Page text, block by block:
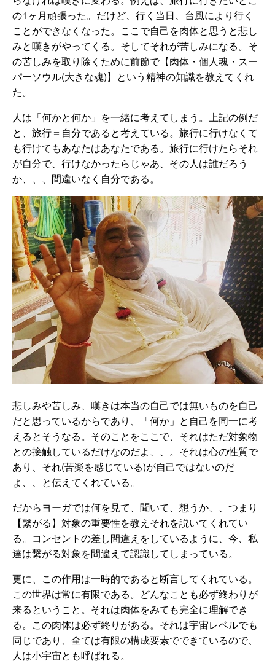
の1ヶ月頑張った。だけど、行く当日、台風により行く
ことができなくなった。ここで自己を肉体と思うと悲し
みと嘆きがやってくる。そしてそれが苦しみになる。そ
の苦しみを取り除くために前節で【肉体・個人魂・スー
パーソウル(大きな魂)】という精神の知識を教えてくれ
た。
人は「何かと何か」を一緒に考えてしまう。上記の例だ
と、旅行＝自分であると考えている。旅行に行けなくて
も行けてもあなたはあなたである。旅行に行けたらそれ
が自分で、行けなかったらじゃあ、その人は誰だろう
か、、、間違いなく自分である。
悲しみや苦しみ、嘆きは本当の自己では無いものを自己
だと思っているからであり、「何か」と自己を同一に考
えるとそうなる。そのことをここで、それはただ対象物
との接触しているだけなのだよ、、。それは心の性質で
あり、それ(苦楽を感じている)が自己ではないのだ
よ、、と伝えてくれている。
だからヨーガでは何を見て、聞いて、想うか、、つまり
【繫がる】対象の重要性を教えそれを説いてくれてい
る。コンセントの差し間違えをしているように、今、私
達は繫がる対象を間違えて認識してしまっている。
更に、この作用は一時的であると断言してくれている。
この世界は常に有限である。どんなことも必ず終わりが
来るということ。それは肉体をみても完全に理解でき
る。この肉体は必ず終りがある。それは宇宙レベルでも
同じであり、全ては有限の構成要素でできているので、
人は小宇宙とも呼ばれる。